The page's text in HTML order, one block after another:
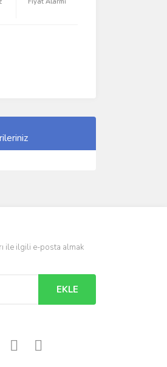
ile ilgili e-posta almak
EKLE